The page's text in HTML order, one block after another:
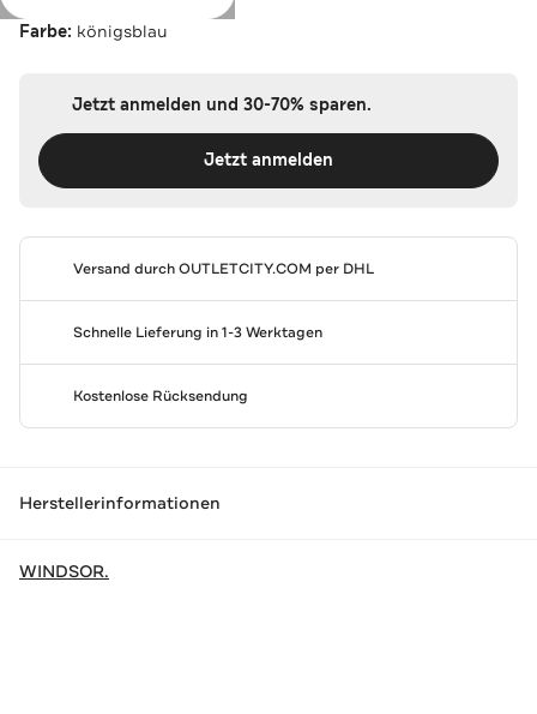
Farbe: königsblau
Jetzt anmelden und 30-70% sparen.
Jetzt anmelden
Versand durchOUTLETCITY.COM per DHL
Schnelle Lieferung in 1-3 Werktagen
Kostenlose Rücksendung
Herstellerinformationen
WINDSOR.